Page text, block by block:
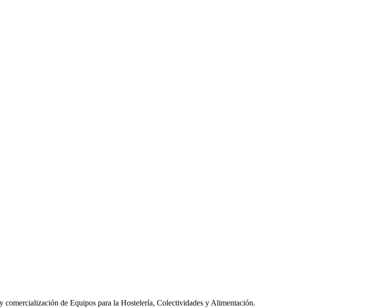
de Equipos para la Hostelería, Colectividades y Alimentación.